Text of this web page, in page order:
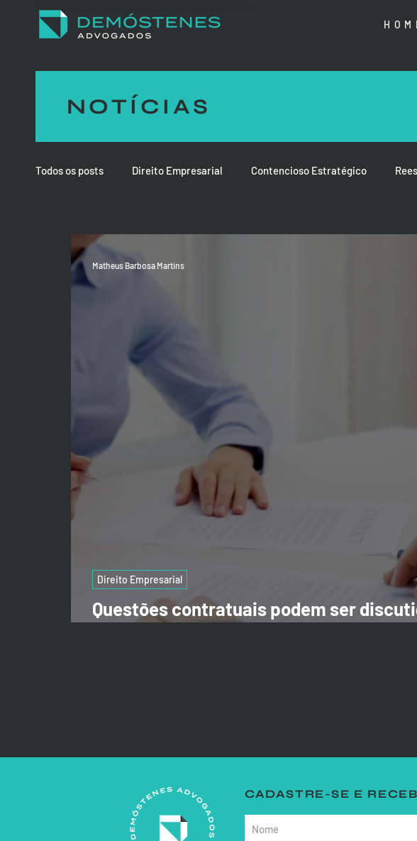
NOTÍCIAS
Todos os posts Direito Empresarial Contencioso Estratégico
Questões contratuais podem ser
Direito Empresarial
Matheus Barbosa Martins
CADASTRE-SE E